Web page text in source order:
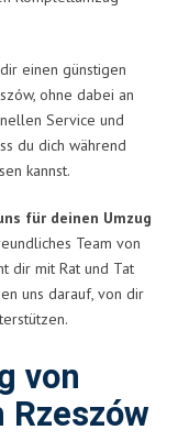
einen günstigen
ohne dabei an
Service und
du dich während
kannst.
für deinen Umzug
Team von
dir mit Rat und Tat
uns darauf, von dir
von